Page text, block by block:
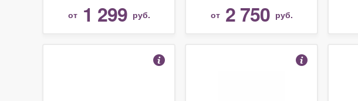
от 1 299 руб. от 2 750 руб.